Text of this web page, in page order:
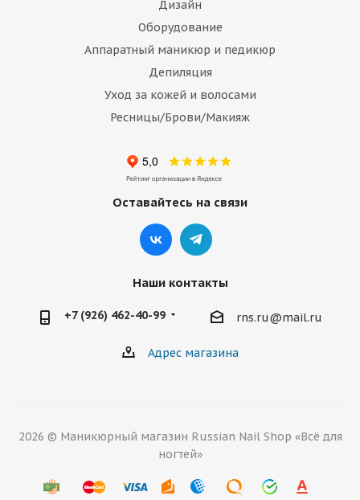
Дизайн
Оборудование
Аппаратный маникюр и педикюр
Депиляция
Уход за кожей и волосами
Ресницы/Брови/Макияж
Оставайтесь на связи
Наши контакты
+7 (926) 462-40-99 rns.ru@mail.ru
Адрес магазина
2026 © Маникюрный магазин Russian Nail Shop «Всё для
ногтей»